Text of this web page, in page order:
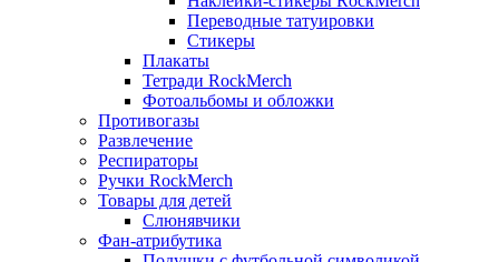
Переводные татуировки
Стикеры
Плакаты
Тетради RockMerch
Фотоальбомы и обложки
Противогазы
Развлечение
Респираторы
Ручки RockMerch
Товары для детей
Слюнявчики
Фан-атрибутика